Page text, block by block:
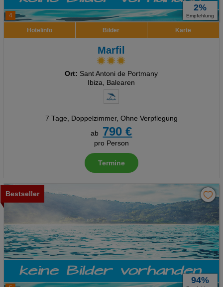
4
2%
Empfehlung
Hotelinfo Bilder Karte
Marfil
Ort: Sant Antoni de Portmany
Ibiza, Balearen
7 Tage, Doppelzimmer, Ohne Verpflegung
ab
790 €
pro Person
Termine
Bestseller
94%